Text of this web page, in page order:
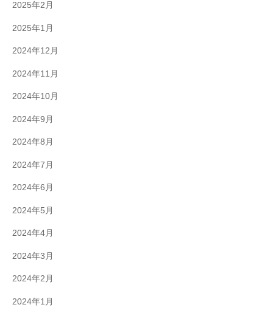
2025年2月
2025年1月
2024年12月
2024年11月
2024年10月
2024年9月
2024年8月
2024年7月
2024年6月
2024年5月
2024年4月
2024年3月
2024年2月
2024年1月